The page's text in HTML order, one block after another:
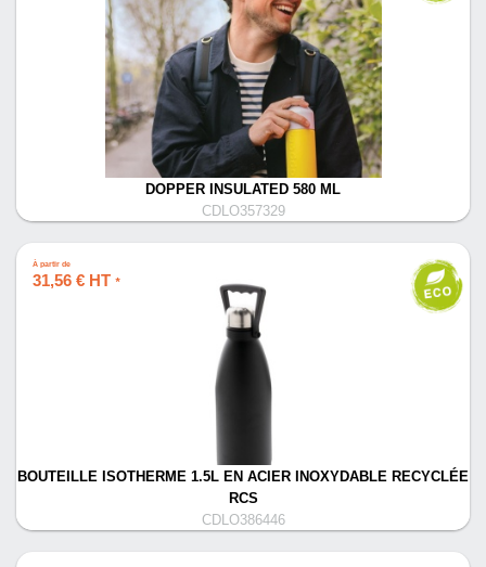
DOPPER INSULATED 580 ML
CDLO357329
À partir de
31,56 € HT *
BOUTEILLE ISOTHERME 1.5L EN ACIER INOXYDABLE RECYCLÉE
RCS
CDLO386446